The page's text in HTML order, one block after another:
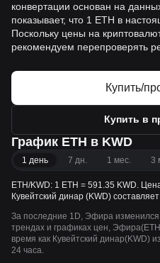
конвертации основан на
показывает, что 1 ETH в
Поскольку цены на
рекомендуем перепроверять
Купить/
Купить в
График ETH в KWD
1 день 7 дн. 1 мес. 3
ETH/KWD: 1 ETH = 591.35 KWD.
Кувейтский динар (KWD)
За последние 1D, Эфира
трендах и графиках цен,
время как Кувейтский динар(KWD)
24 часа.